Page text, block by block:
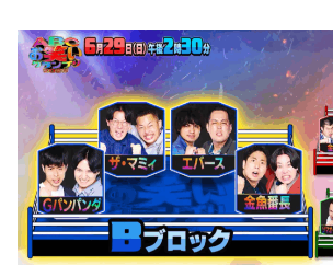
本日はダイアンなり！シーズン２
朝だ！生です旅サラダ
教えて！ニュースライブ 正義のミカタ
ＬＩＦＥ～夢のカタチ～
新婚さんいらっしゃい！
ポツンと一軒家